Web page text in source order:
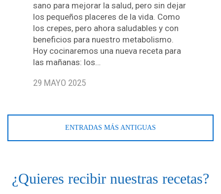
sano para mejorar la salud, pero sin dejar
los pequeños placeres de la vida. Como
los crepes, pero ahora saludables y con
beneficios para nuestro metabolismo.
Hoy cocinaremos una nueva receta para
las mañanas: los…
29 MAYO 2025
ENTRADAS MÁS ANTIGUAS
¿Quieres recibir nuestras recetas?